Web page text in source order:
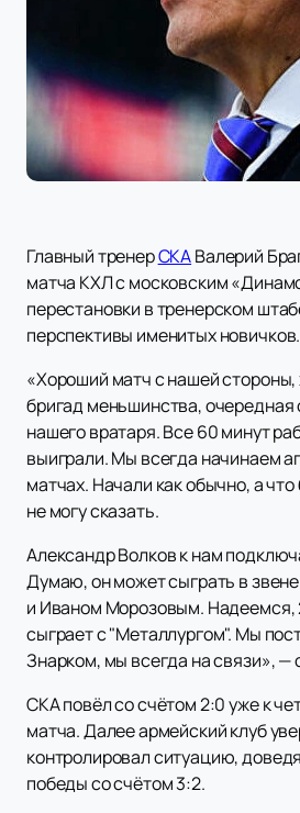
Главный тренерСКАВалерий
матча КХЛ с московским
перестановки в тренерском
перспективы именитых новичков.
«Хороший матч с нашей
бригад меньшинства, очередная
нашего вратаря. Все 60 минут
выиграли. Мы всегда начинаем
матчах. Начали как обычно, а
не могу сказать.
Александр Волков к нам
Думаю, он может сыграть в
и Иваном Морозовым. Надеемся,
сыграет с "Металлургом". Мы
Знарком, мы всегда на связи», —
СКА повёл со счётом 2:0 уже к
матча. Далее армейский клуб
контролировал ситуацию,
победы со счётом 3:2.